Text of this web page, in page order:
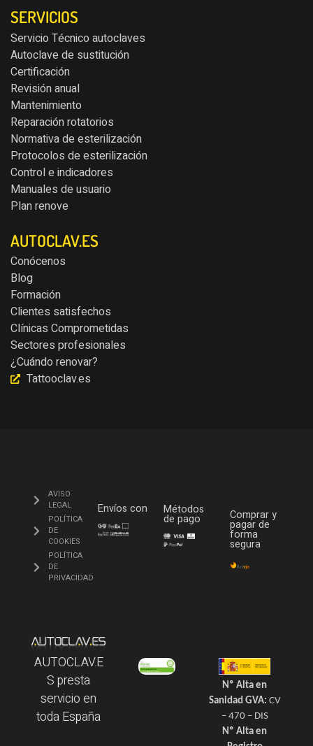
SERVICIOS
Servicio Técnico autoclaves
Autoclave de sustitución
Certificación
Revisión anual
Mantenimiento
Reparación rotatorios
Normativa de esterilización
Protocolos de esterilización
Control e indicadores
Manuales de usuario
Plan renove
AUTOCLAV.ES
Conócenos
Blog
Formación
Clientes satisfechos
Clínicas Comprometidas
Sectores profesionales
¿Cuándo renovar?
Tattooclav.es
AVISO
LEGAL
POLÍTICA
DE
COOKIES
POLÍTICA
DE
PRIVACIDAD
Envíos con Métodos
de pago Comprar y
pagar de
forma
segura
AUTOCLAV.E
S presta
servicio en
toda España
Nº Alta en
Sanidad GVA: CV
– 470 – DIS
Nº Alta en